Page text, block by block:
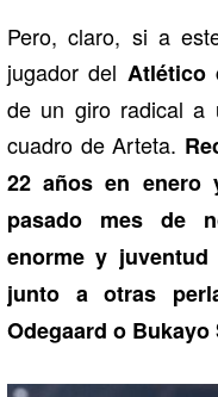
Pero, claro, si a
jugador del Atlético
de un giro radical a
cuadro de Arteta.
22 años en
pasado mes de
enorme y
junto a otras
Odegaard o Bukayo